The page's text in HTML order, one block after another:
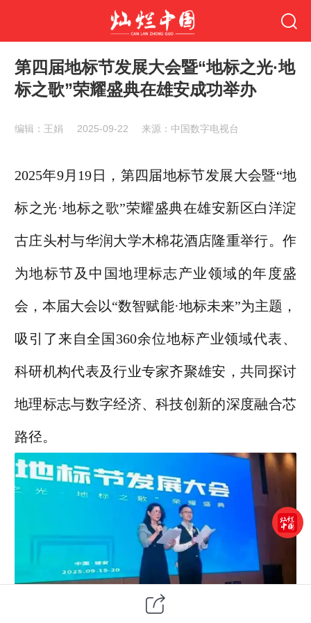
第四届地标节发展大会暨“地标之光·地
标之歌”荣耀盛典在雄安成功举办
编辑：王娟 2025-09-22 来源：中国数字电视台
2025年9月19日，第四届地标节发展大会暨“地
标之光·地标之歌”荣耀盛典在雄安新区白洋淀
古庄头村与华润大学木棉花酒店隆重举行。作
为地标节及中国地理标志产业领域的年度盛
会，本届大会以“数智赋能·地标未来”为主题，
吸引了来自全国360余位地标产业领域代表、
科研机构代表及行业专家齐聚雄安，共同探讨
地理标志与数字经济、科技创新的深度融合芯
路径。